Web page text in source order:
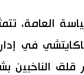
العامة،
في
قلق